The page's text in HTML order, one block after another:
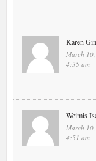
Karen
March
4:35 am
Weimis
March
4:51 am